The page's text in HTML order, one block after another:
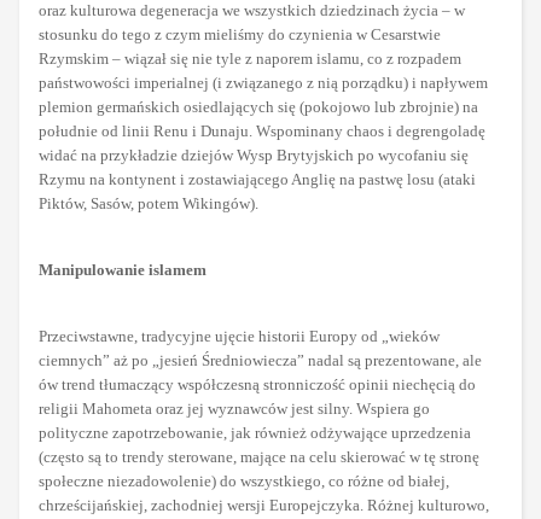
oraz kulturowa degeneracja we wszystkich dziedzinach życia – w
stosunku do tego z czym mieliśmy do czynienia w Cesarstwie
Rzymskim – wiązał się nie tyle z naporem islamu, co z rozpadem
państwowości imperialnej (i związanego z nią porządku) i napływem
plemion germańskich osiedlających się (pokojowo lub zbrojnie) na
południe od linii Renu i Dunaju. Wspominany chaos i degrengoladę
widać na przykładzie dziejów Wysp Brytyjskich po wycofaniu się
Rzymu na kontynent i zostawiającego Anglię na pastwę losu (ataki
Piktów, Sasów, potem Wikingów).
Manipulowanie islamem
Przeciwstawne, tradycyjne ujęcie historii Europy od „wieków
ciemnych” aż po „jesień Średniowiecza” nadal są prezentowane, ale
ów trend tłumaczący współczesną stronniczość opinii niechęcią do
religii Mahometa oraz jej wyznawców jest silny. Wspiera go
polityczne zapotrzebowanie, jak również odżywające uprzedzenia
(często są to trendy sterowane, mające na celu skierować w tę stronę
społeczne niezadowolenie) do wszystkiego, co różne od białej,
chrześcijańskiej, zachodniej wersji Europejczyka. Różnej kulturowo,